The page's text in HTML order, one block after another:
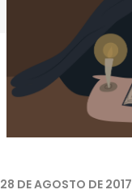
28 DE AGOSTO DE 2017